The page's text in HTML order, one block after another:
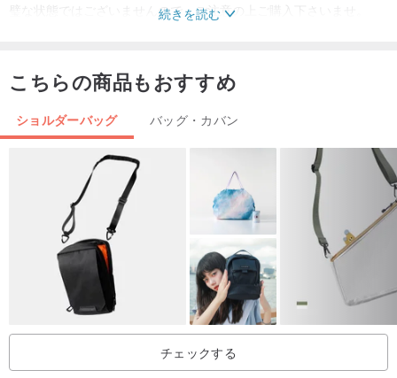
璧な状態ではございませんので、ご注意の上ご購入下さいませ。
------------------------------------------------ -
ある場合、受け取った製品の紛争を避けるために再撮影を提出する
ことができます。
※当ストアで販売している商品は全て初期品、または中古品ですの
で、年数が経っており、使用感がございますので、再度購入しても
構いませんので、商品の状態を詳しくお問い合わせの上、ご納得の
上ご入札ください。返品不可セール！
※ご入札前に在庫の有無をお問い合わせ頂いた方が確実です。
※発送前にしっかりと梱包させていただきますので、ご安心ください
※商品の状態が気になる場合は、ご注文前に直接商品の状態をご確認
続きを読む
こちらの商品もおすすめ
ショルダーバッグ バッグ・カバン
チェックする